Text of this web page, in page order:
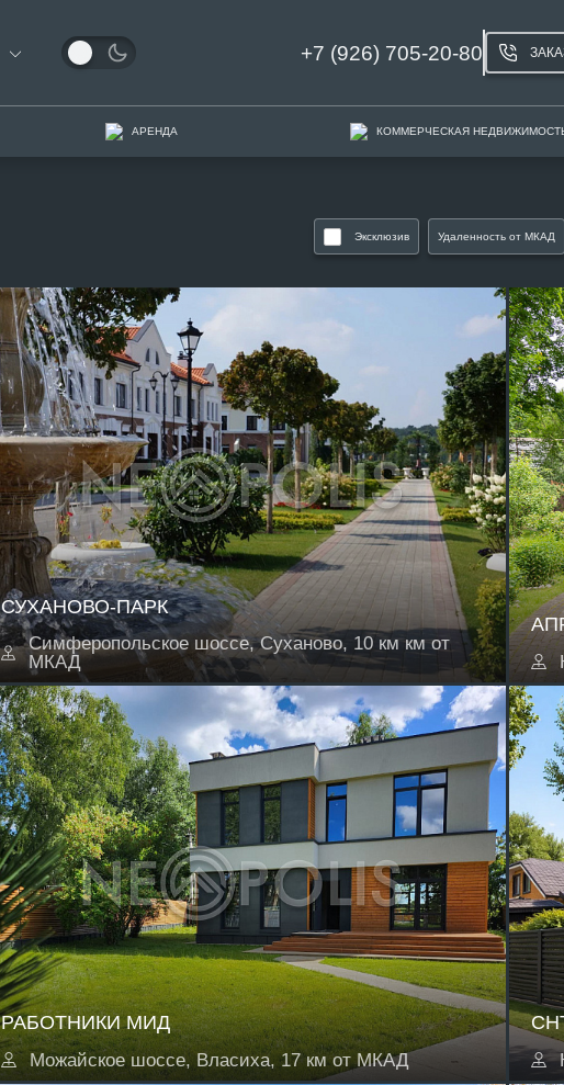
+7 (926) 705-20-80
АРЕНДА КОММЕРЧЕСКАЯ
Эксклюзив Удаленность от МКАД
СУХАНОВО-ПАРК
Симферопольское шоссе, Суханово, 10 км км от
МКАД
РАБОТНИКИ МИД
Можайское шоссе, Власиха, 17 км от МКАД